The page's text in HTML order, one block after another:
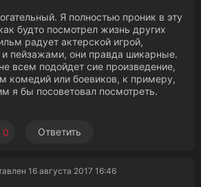
Я полностью проник в эту
будто посмотрел жизнь других
радует актерской игрой,
пейзажами, они правда шикарные.
всем подойдет сие произведение,
комедий или боевиков, к примеру,
я бы посоветовал посмотреть.
0 Ответить
16 августа 2017 16:46